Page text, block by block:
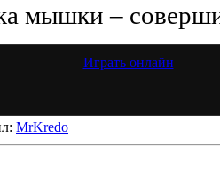
мышки –
Играть онлайн
: MrKredo